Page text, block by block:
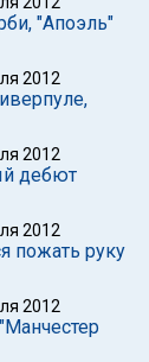
"Апоэль"
2012
2012
дебют
2012
пожать руку
2012